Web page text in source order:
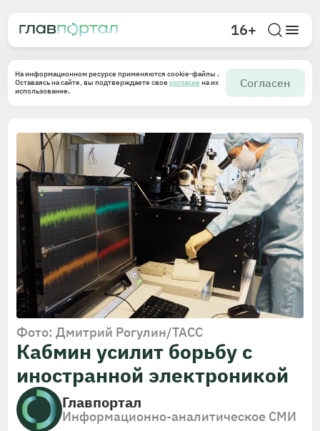
16+
На информационном ресурсе применяются cookie-файлы .
Оставаясь на сайте, вы подтверждаете свое согласие на их
использование.
Согласен
Фото: Дмитрий Рогулин/ТАСС
Кабмин усилит борьбу с
иностранной электроникой
Главпортал
Информационно-аналитическое СМИ